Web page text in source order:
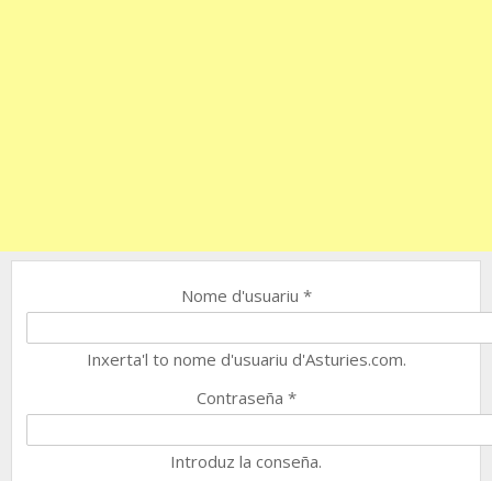
Nome d'usuariu *
Inxerta'l to nome d'usuariu d'Asturies.com.
Contraseña *
Introduz la conseña.